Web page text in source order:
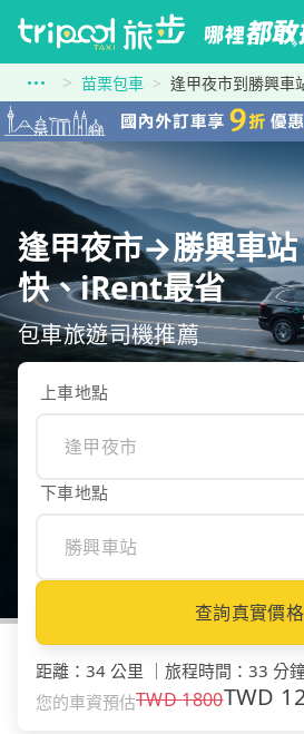
苗栗包車 逢甲夜市到勝興車
逢甲夜市→勝興車站
快、iRent最省
包車旅遊司機推薦
上車地點
下車地點
查詢真實價格
距離 ： 34 公里 旅程時間 ： 33 分
您的車資預估TWD1800TWD